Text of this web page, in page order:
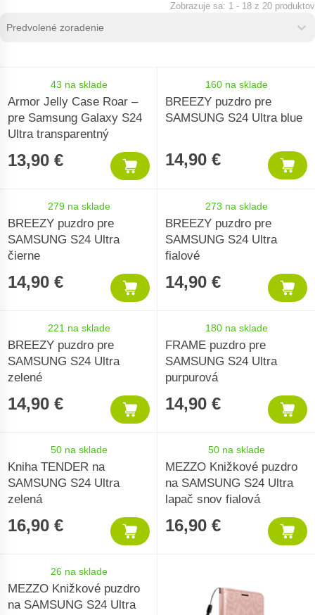
Zoradenie produktov
Sort content
1 - 18 z 20 produktov
43 na sklade
Armor Jelly Case Roar –
pre Samsung Galaxy S24
Ultra transparentný
13,90 €
160 na sklade
BREEZY puzdro pre
SAMSUNG S24 Ultra blue
14,90 €
279 na sklade
BREEZY puzdro pre
SAMSUNG S24 Ultra
čierne
14,90 €
273 na sklade
BREEZY puzdro pre
SAMSUNG S24 Ultra
fialové
14,90 €
221 na sklade
BREEZY puzdro pre
SAMSUNG S24 Ultra
zelené
14,90 €
180 na sklade
FRAME puzdro pre
SAMSUNG S24 Ultra
purpurová
14,90 €
50 na sklade
Kniha TENDER na
SAMSUNG S24 Ultra
zelená
16,90 €
50 na sklade
MEZZO Knižkové puzdro
na SAMSUNG S24 Ultra
lapač snov fialová
16,90 €
26 na sklade
MEZZO Knižkové puzdro
na SAMSUNG S24 Ultra